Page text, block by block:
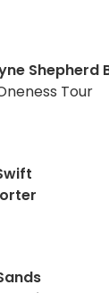
Shepherd
Tour